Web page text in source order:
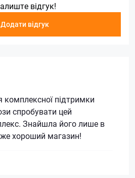
відгук!
відгук
комплексної підтримки
спробувати цей
Знайшла його лише в
хороший магазин!